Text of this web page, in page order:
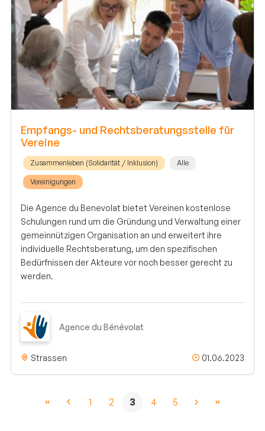
Empfangs- und Rechtsberatungsstelle für
Vereine
Zusammenleben (Solidarität / Inklusion) Alle
Vereinigungen
Die Agence du Benevolat bietet Vereinen kostenlose
Schulungen rund um die Gründung und Verwaltung einer
gemeinnützigen Organisation an und erweitert ihre
individuelle Rechtsberatung, um den spezifischen
Bedürfnissen der Akteure vor noch besser gerecht zu
werden.
Agence du Bénévolat
Strassen 01.06.2023
1 2 3 4 5